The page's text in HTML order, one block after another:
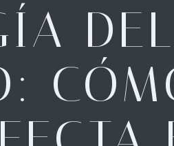
DEL